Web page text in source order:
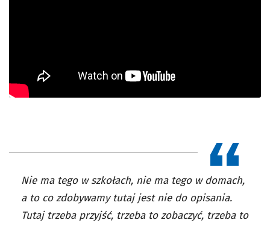
Nie ma tego w szkołach, nie ma tego w domach,
a to co zdobywamy tutaj jest nie do opisania.
Tutaj trzeba przyjść, trzeba to zobaczyć, trzeba to